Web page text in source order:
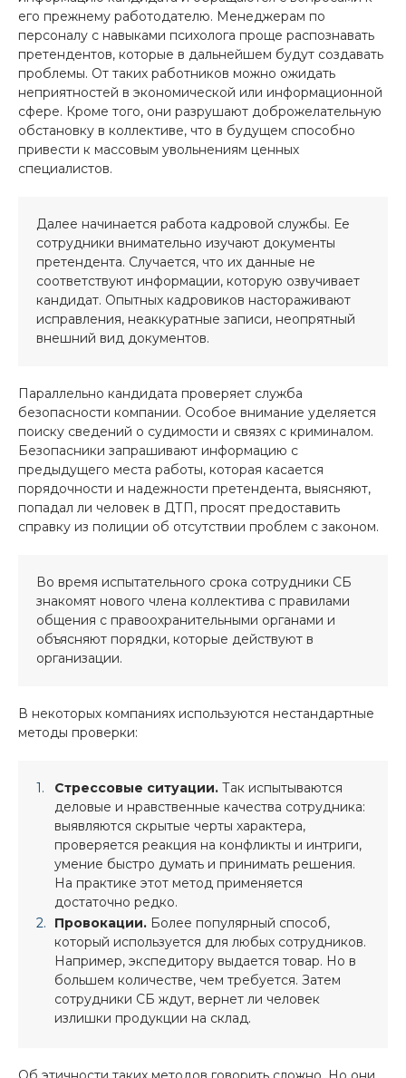
его прежнему работодателю. Менеджерам по
персоналу с навыками психолога проще распознавать
претендентов, которые в дальнейшем будут создавать
проблемы. От таких работников можно ожидать
неприятностей в экономической или информационной
сфере. Кроме того, они разрушают доброжелательную
обстановку в коллективе, что в будущем способно
привести к массовым увольнениям ценных
специалистов.
Далее начинается работа кадровой службы. Ее
сотрудники внимательно изучают документы
претендента. Случается, что их данные не
соответствуют информации, которую озвучивает
кандидат. Опытных кадровиков настораживают
исправления, неаккуратные записи, неопрятный
внешний вид документов.
Параллельно кандидата проверяет служба
безопасности компании. Особое внимание уделяется
поиску сведений о судимости и связях с криминалом.
Безопасники запрашивают информацию с
предыдущего места работы, которая касается
порядочности и надежности претендента, выясняют,
попадал ли человек в ДТП, просят предоставить
справку из полиции об отсутствии проблем с законом.
Во время испытательного срока сотрудники СБ
знакомят нового члена коллектива с правилами
общения с правоохранительными органами и
объясняют порядки, которые действуют в
организации.
В некоторых компаниях используются нестандартные
методы проверки:
Стрессовые ситуации. Так испытываются
деловые и нравственные качества сотрудника:
выявляются скрытые черты характера,
проверяется реакция на конфликты и интриги,
умение быстро думать и принимать решения.
На практике этот метод применяется
достаточно редко.
Провокации. Более популярный способ,
который используется для любых сотрудников.
Например, экспедитору выдается товар. Но в
большем количестве, чем требуется. Затем
сотрудники СБ ждут, вернет ли человек
излишки продукции на склад.